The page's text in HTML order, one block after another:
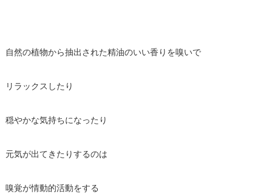
自然の植物から抽出された精油のいい香りを嗅いで
リラックスしたり
穏やかな気持ちになったり
元気が出てきたりするのは
嗅覚が情動的活動をする